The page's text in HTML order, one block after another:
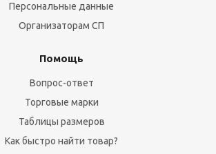
Персональные данные
Организаторам СП
Помощь
Вопрос-ответ
Торговые марки
Таблицы размеров
Как быстро найти товар?